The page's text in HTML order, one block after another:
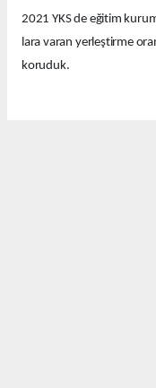
2021 YKS de eğitim
lara varan yerleştirme
koruduk.